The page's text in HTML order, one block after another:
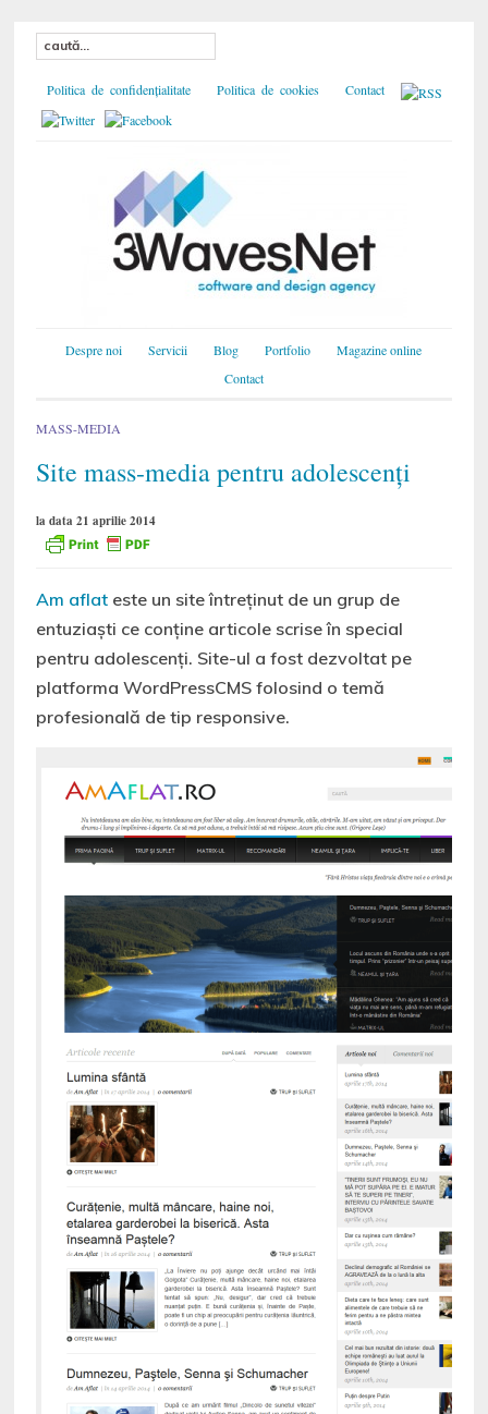
Politica de confidențialitate Politica de cookies Contact
Despre noi Servicii Blog Portfolio
Magazine online
Contact
MASS-MEDIA
Site mass-media pentru adolescenți
la data 21 aprilie 2014
Am aflat este un site întreținut de un grup de
entuziaști ce conține articole scrise în special
pentru adolescenți. Site-ul a fost dezvoltat pe
platforma WordPressCMS folosind o temă
profesională de tip responsive.